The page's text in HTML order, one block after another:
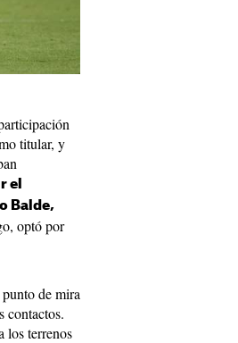
titular, y
el
Balde,
optó por
de mira
contactos.
los terrenos